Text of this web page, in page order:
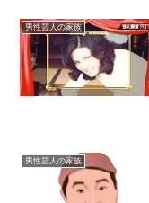
男性芸人の家族
男性芸人の家族